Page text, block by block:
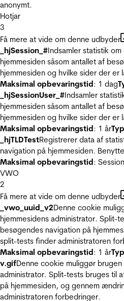
anonymt.
Hotjar
3
Få mere at vide om denne udbyder
_hjSession_#Indsamler statistik
hjemmesiden såsom antallet af
hjemmesiden og hvilke sider der er
Maksimal opbevaringstid: 1 dag
_hjSessionUser_#Indsamler
hjemmesiden såsom antallet af
hjemmesiden og hvilke sider der er
Maksimal opbevaringstid: 1 år
_hjTLDTestRegistrerer data af
navigation på hjemmesiden.
Maksimal opbevaringstid: Session
VWO
2
Få mere at vide om denne udbyder
_vwo_uuid_v2Denne cookie
hjemmesidens administrator. Split-
besøgendes navigation på
split-tests finder administratoren
Maksimal opbevaringstid: 1 år
v.gifDenne cookie muliggør
administrator. Split-tests bruges til
på hjemmesiden, og gennem
administratoren forbedringer.